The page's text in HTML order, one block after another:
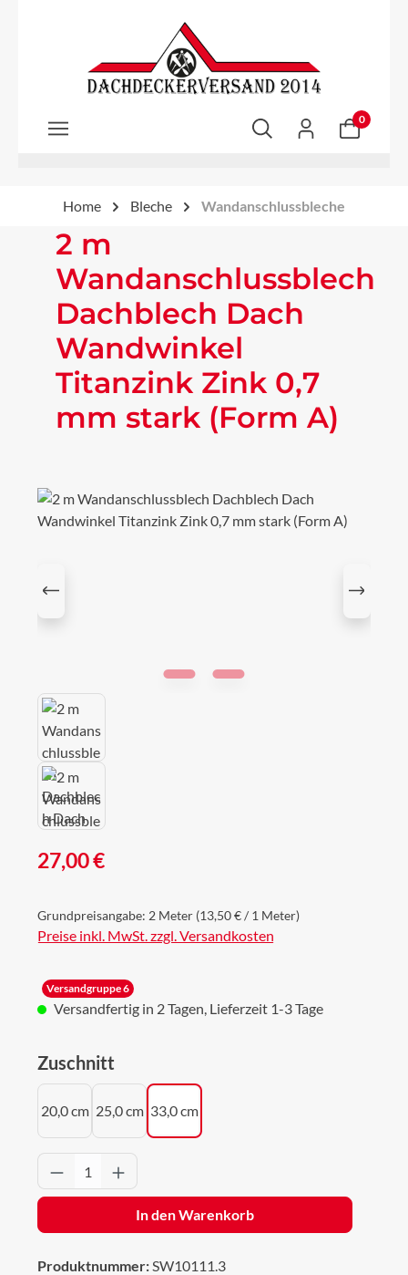
Zum Hauptinhalt springen
0
Home Bleche Wandanschlussbleche
2 m
Wandanschlussblech
Dachblech Dach
Wandwinkel
Titanzink Zink 0,7
mm stark (Form A)
Bildergalerie überspringen
Regulärer Preis:
27,00 €
Grundpreisangabe: 2 Meter (13,50 € / 1 Meter)
Preise inkl. MwSt. zzgl. Versandkosten
Versandgruppe 6
Versandfertig in 2 Tagen, Lieferzeit 1-3 Tage
Zuschnitt
20,0 cm 25,0 cm 33,0 cm
Produkt Anzahl: Gib den gewünschten
In den Warenkorb
Produktnummer:SW10111.3